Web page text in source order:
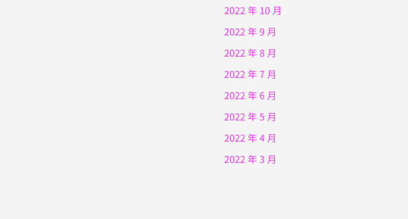
2022 年 10 月
2022 年 9 月
2022 年 8 月
2022 年 7 月
2022 年 6 月
2022 年 5 月
2022 年 4 月
2022 年 3 月